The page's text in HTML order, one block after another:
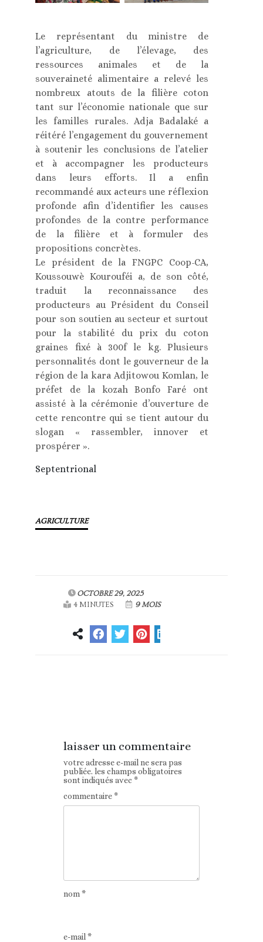
Le représentant du ministre de
l’agriculture, de l’élevage, des
ressources animales et de la
souveraineté alimentaire a relevé les
nombreux atouts de la filière coton
tant sur l’économie nationale que sur
les familles rurales. Adja Badalaké a
réitéré l’engagement du gouvernement
à soutenir les conclusions de l’atelier
et à accompagner les producteurs
dans leurs efforts. Il a enfin
recommandé aux acteurs une réflexion
profonde afin d’identifier les causes
profondes de la contre performance
de la filière et à formuler des
propositions concrètes.
Le président de la FNGPC Coop-CA,
Koussouwè Kourouféi a, de son côté,
traduit la reconnaissance des
producteurs au Président du Conseil
pour son soutien au secteur et surtout
pour la stabilité du prix du coton
graines fixé à 300f le kg. Plusieurs
personnalités dont le gouverneur de la
région de la kara Adjitowou Komlan, le
préfet de la kozah Bonfo Faré ont
assisté à la cérémonie d’ouverture de
cette rencontre qui se tient autour du
slogan « rassembler, innover et
prospérer ».
Septentrional
AGRICULTURE
OCTOBRE 29, 2025
4 MINUTES
9 MOIS
laisser un commentaire
votre adresse e-mail ne sera pas
publiée. les champs obligatoires
sont indiqués avec*
commentaire*
nom*
e-mail*